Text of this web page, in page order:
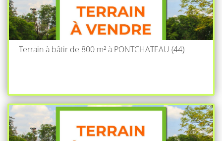
Terrain à bâtir de 800 m² à PONTCHATEAU (44)